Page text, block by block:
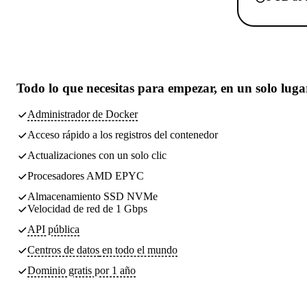
Todo lo que necesitas para empezar, en un solo
Administrador de Docker
Acceso rápido a los registros del contenedor
Actualizaciones con un solo clic
Procesadores AMD EPYC
Almacenamiento SSD NVMe
Velocidad de red de 1 Gbps
API pública
Centros de datos en todo el mundo
Dominio gratis por 1 año